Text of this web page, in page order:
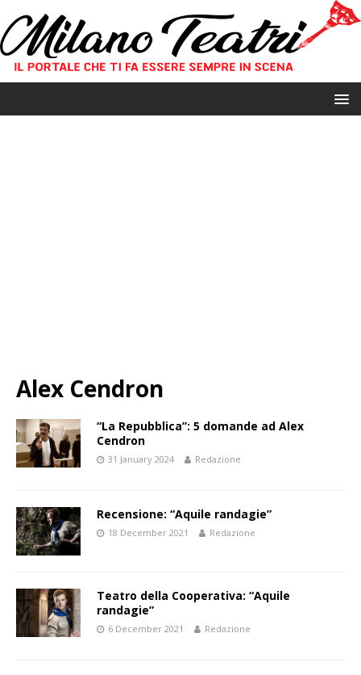
Alex Cendron
“La Repubblica”: 5 domande ad Alex
Cendron
31 January 2024 Redazione
Recensione: “Aquile randagie”
18 December 2021 Redazione
Teatro della Cooperativa: “Aquile
randagie”
6 December 2021 Redazione